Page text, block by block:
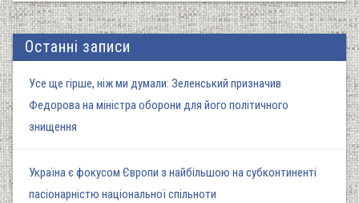
Останні записи
Усе ще гірше, ніж ми думали: Зеленський призначив
Федорова на міністра оборони для його політичного
знищення
Україна є фокусом Європи з найбільшою на субконтиненті
пасіонарністю національної спільноти